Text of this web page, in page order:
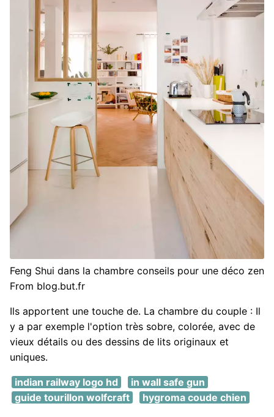
Feng Shui dans la chambre conseils pour une déco zen
From blog.but.fr
Ils apportent une touche de. La chambre du couple : Il
y a par exemple l'option très sobre, colorée, avec de
vieux détails ou des dessins de lits originaux et
uniques.
indian railway logo hd
in wall safe gun
guide tourillon wolfcraft
hygroma coude chien